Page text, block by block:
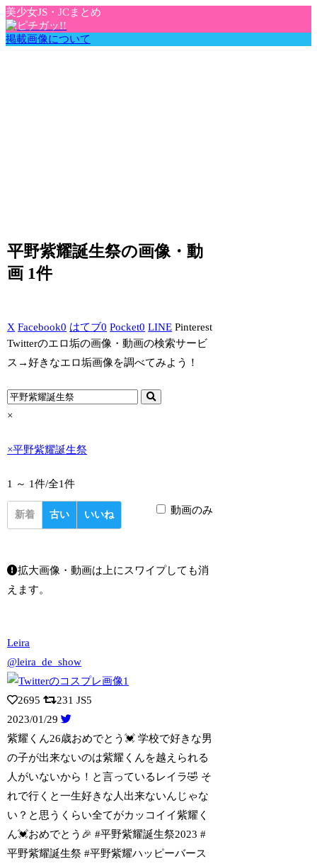
美少女JS・JCまとめ
掲載画像について
平野紫耀誕生祭の画像・動
画 1件
X Facebook0 はてブ0 Pocket0 LINE Pinterest
Twitterのエロ垢の画像・動画の検索サービ
ス→好きなエロ垢画像を調べてみよう！
×
×平野紫耀誕生祭
1 ～ 1件/全1件
新着 古い いいね 動画のみ
拡大画像・動画は上にスワイプしても消
えます。
Leira
@leira_de_show
2695 231 JS5
2023/01/29
紫耀くん26歳おめでとう💓 学校で好きな男
の子が出来ないのは紫耀くんを越えられる
人がいないから！と言っているレイラ🤣 そ
れで行くと一生好きな人出来ないんじゃな
い？と思うくらい全てがカッコイイ紫耀く
ん💓おめでとう🎉 #平野紫耀誕生祭2023 #
平野紫耀誕生祭 #平野紫耀ハッピーバース